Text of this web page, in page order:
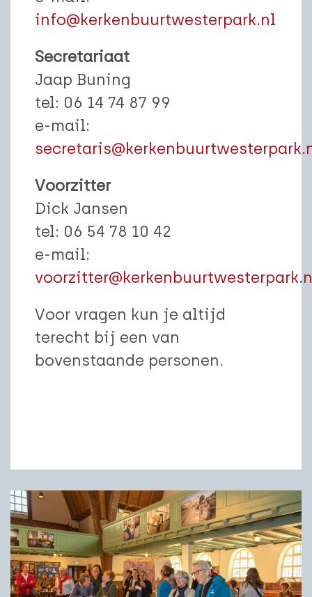
info@kerkenbuurtwesterpark.nl
Secretariaat
Jaap Buning
tel: 06 14 74 87 99
e-mail:
Voorzitter
Dick Jansen
tel: 06 54 78 10 42
e-mail:
Voor vragen kun je altijd
terecht bij een van
bovenstaande personen.